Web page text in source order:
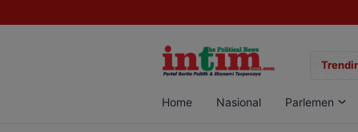
Sabu di Pangkalan Bun, Dua Pelaku Diamankan
Home Nasional Parlemen